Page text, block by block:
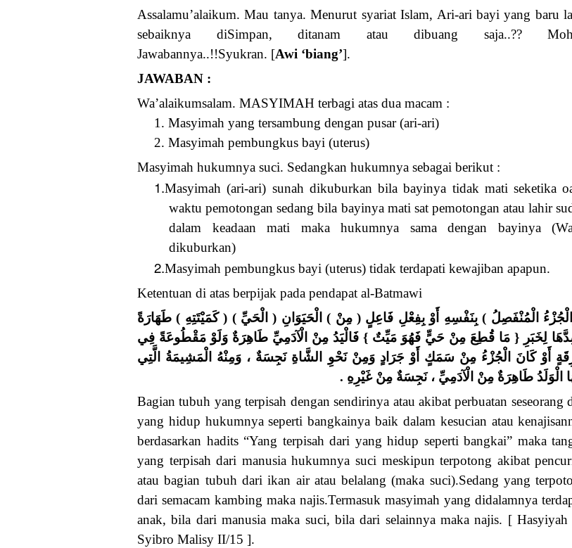
Assalamu’alaikum. Mau tanya. Menurut syariat Islam, Ari-ari bayi yang baru
sebaiknya diSimpan, ditanam atau dibuang saja..??
Jawabannya..!!Syukran. [Awi ‘biang’].
JAWABAN :
Wa’alaikumsalam. MASYIMAH terbagi atas dua macam :
1. Masyimah yang tersambung dengan pusar (ari-ari)
2. Masyimah pembungkus bayi (uterus)
Masyimah hukumnya suci. Sedangkan hukumnya sebagai berikut :
1.Masyimah (ari-ari) sunah dikuburkan bila bayinya tidak mati seketika
waktu pemotongan sedang bila bayinya mati sat pemotongan atau lahir
dalam keadaan mati maka hukumnya sama dengan bayinya
dikuburkan)
2.Masyimah pembungkus bayi (uterus) tidak terdapati kewajiban apapun.
Ketentuan di atas berpijak pada pendapat al-Batmawi
الْمُنْفَصِلُ ) بِنَفْسِهِ أَوْ بِفِعْلِ فَاعِلٍ ( مِنْ ) الْحَيَوَانِ ( الْحَيِّ ) ( كَمَيْتَتِهِ ) طَهَارَةً
لِخَبَرِ { مَا قُطِعَ مِنْ حَيٍّ فَهُوَ مَيِّتٌ } فَالْيَدُ مِنْ الْآدَمِيِّ طَاهِرَةٌ وَلَوْ مَقْطُوعَةً فِي
أَوْ كَانَ الْجُزْءُ مِنْ سَمَكٍ أَوْ جَرَادٍ وَمِنْ نَحْوِ الشَّاةِ نَجِسَةٌ ، وَمِنْهُ الْمَشِيمَةُ الَّتِي
الْوَلَدُ طَاهِرَةٌ مِنْ الْآدَمِيِّ ، نَجِسَةٌ مِنْ غَيْرِهِ .
Bagian tubuh yang terpisah dengan sendirinya atau akibat perbuatan seseorang
yang hidup hukumnya seperti bangkainya baik dalam kesucian atau
berdasarkan hadits “Yang terpisah dari yang hidup seperti bangkai” maka
yang terpisah dari manusia hukumnya suci meskipun terpotong akibat
atau bagian tubuh dari ikan air atau belalang (maka suci).Sedang yang
dari semacam kambing maka najis.Termasuk masyimah yang didalamnya
anak, bila dari manusia maka suci, bila dari selainnya maka najis. [ Hasyiyah
Syibro Malisy II/15 ].